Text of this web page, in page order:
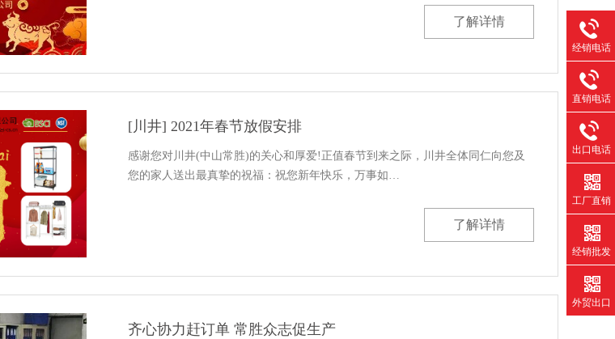
了解详情
[川井] 2021年春节放假安排
感谢您对川井(中山常胜)的关心和厚爱!正值春节到来之际，川井全体同仁向您及
您的家人送出最真挚的祝福：祝您新年快乐，万事如…
了解详情
齐心协力赶订单 常胜众志促生产
经销电话
直销电话
出口电话
工厂直销
经销批发
外贸出口